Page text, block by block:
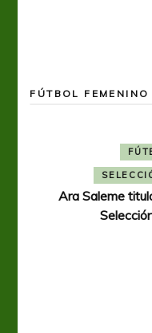
FÚTBOL FEMENINO
Ara Saleme